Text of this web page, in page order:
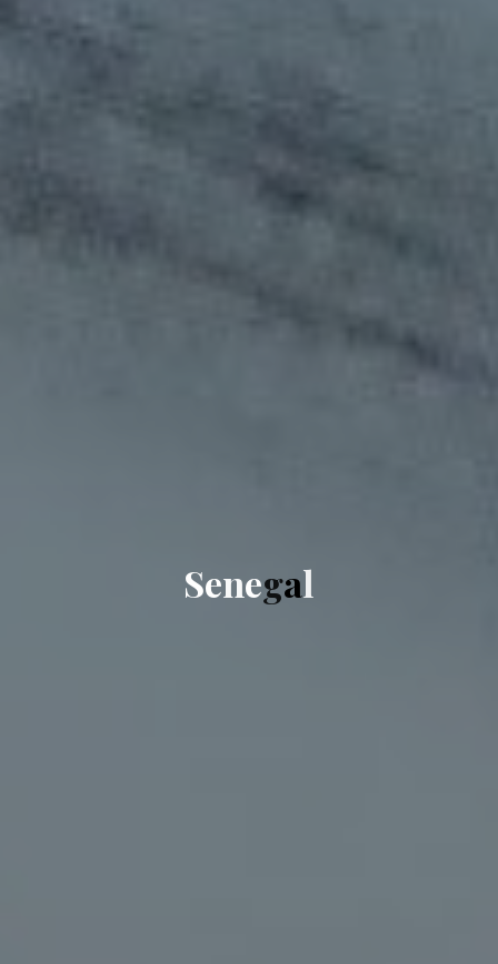
Senegal